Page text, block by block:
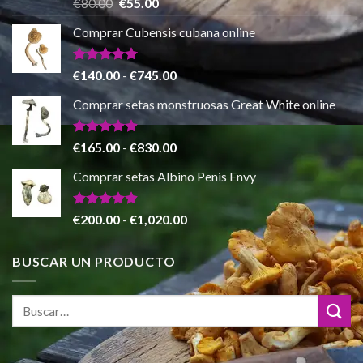
€865.00
con 5.00
de 5
precio
original
era:
€80.00.
precio
actual
€55.00.
Comprar Cubensis cubana online
Valorado
con
5.00
de 5
€140.00-€745.00Rango
de
precios:
desde
€140.00
hasta
€745.00
Comprar setas monstruosas Great White online
Valorado
de 5
€165.00 - €830.00Rango
precios:
€165.00
€830.00
Comprar setas Albino Penis Envy
Valorado
€200.00 - €1,020.00Rango
precios:
desde
€200.00
BUSCAR UN PRODUCTO